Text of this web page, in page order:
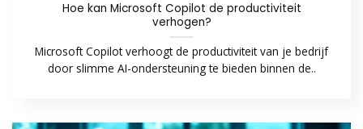
Hoe kan Microsoft Copilot de productiviteit
verhogen?
Microsoft Copilot verhoogt de productiviteit van je bedrijf
door slimme AI-ondersteuning te bieden binnen de..